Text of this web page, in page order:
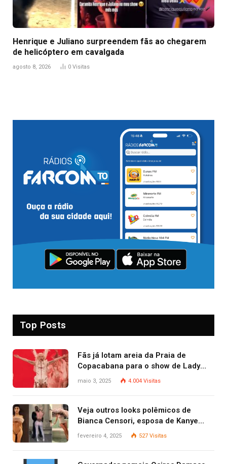
Henrique e Juliano surpreendem fãs ao chegarem
de helicóptero em cavalgada
agosto 8, 2026 0 Visitas
Top Posts
Fãs já lotam areia da Praia de
Copacabana para o show de Lady
Gaga
maio 3, 2025 4.004 Visitas
Veja outros looks polêmicos de
Bianca Censori, esposa de Kanye
West que apareceu nua no Grammy
fevereiro 4, 2025 527 Visitas